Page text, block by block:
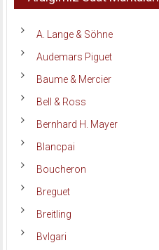
A. Lange & Söhne
Audemars Piguet
Baume & Mercier
Bell & Ross
Bernhard H. Mayer
Blancpai
Boucheron
Breguet
Breitling
Bvlgari